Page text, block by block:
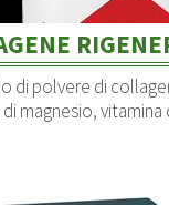
di polvere di
magnesio,